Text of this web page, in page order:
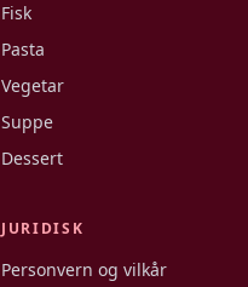
Fisk
Pasta
Vegetar
Suppe
Dessert
JURIDISK
Personvern og vilkår